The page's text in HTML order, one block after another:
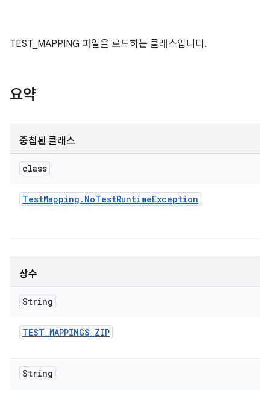
TEST_MAPPING 파일을 로드하는 클래스입니다.
요약
중첩된 클래스
class
TestMapping . NoTestRuntimeException
상수
String
TEST_MAPPINGS_ZIP
String